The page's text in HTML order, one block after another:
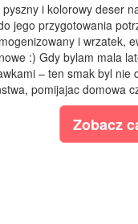
i kolorowy deser
jego przygotowania
i wrzatek,
:) Gdy bylam mala
– ten smak byl nie
pomijajac domowa
Zobacz